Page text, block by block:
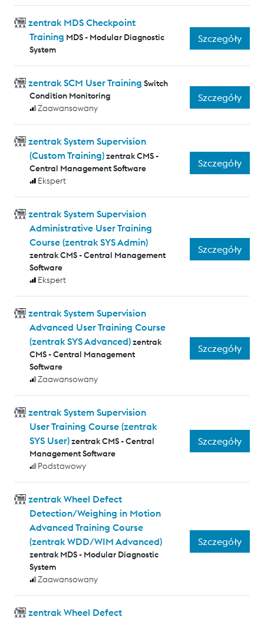
zentrak MDS Checkpoint
Training MDS - Modular Diagnostic
System
Szczegóły
zentrak SCM User Training Switch
Condition Monitoring
Zaawansowany
Szczegóły
zentrak System Supervision
(Custom Training)zentrak CMS -
Central Management Software
Ekspert
Szczegóły
zentrak System Supervision
Administrative User Training
Course (zentrak SYS Admin)
zentrak CMS - Central Management
Software
Ekspert
Szczegóły
zentrak System Supervision
Advanced User Training Course
(zentrak SYS Advanced)zentrak
CMS - Central Management
Software
Zaawansowany
Szczegóły
zentrak System Supervision
User Training Course (zentrak
SYS User)zentrak CMS - Central
Management Software
Podstawowy
Szczegóły
zentrak Wheel Defect
Detection/Weighing in Motion
Advanced Training Course
(zentrak WDD/WIM Advanced)
zentrak MDS - Modular Diagnostic
System
Zaawansowany
Szczegóły
zentrak Wheel Defect